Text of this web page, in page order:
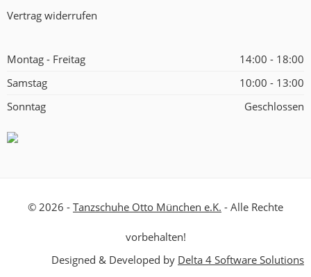
Vertrag widerrufen
Montag - Freitag
14:00 - 18:00
Samstag
10:00 - 13:00
Sonntag
Geschlossen
© 2026 - Tanzschuhe Otto München e.K. - Alle Rechte
vorbehalten!
Designed & Developed by Delta 4 Software Solutions